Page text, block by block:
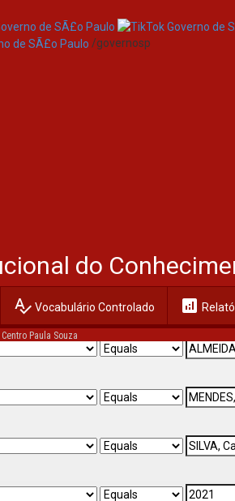
/governosp
do
spellcheck Vocabulário Controlado analytics
Paula Souza